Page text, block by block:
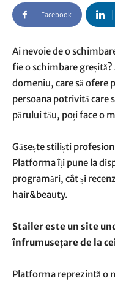
Facebook
Ai nevoie de o
fie o schimbare greșită?
domeniu, care să ofere
persoana potrivită care
părului tău, poți face o
Găsește stiliști
Platforma îți pune la
programări, cât și
hair&beauty.
Stailer este un site
înfrumusețare de la
Platforma reprezintă o